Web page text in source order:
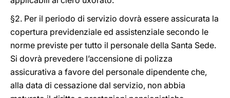
§2. Per il periodo di servizio dovrà essere assicurata la
copertura previdenziale ed assistenziale secondo le
norme previste per tutto il personale della Santa Sede.
Si dovrà prevedere l’accensione di polizza
assicurativa a favore del personale dipendente che,
alla data di cessazione dal servizio, non abbia